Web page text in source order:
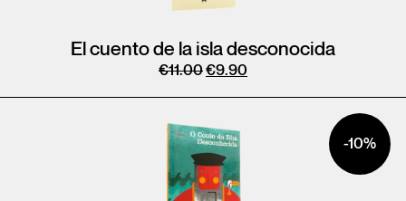
El cuento de la isla desconocida
€11.00€9.90
-10%